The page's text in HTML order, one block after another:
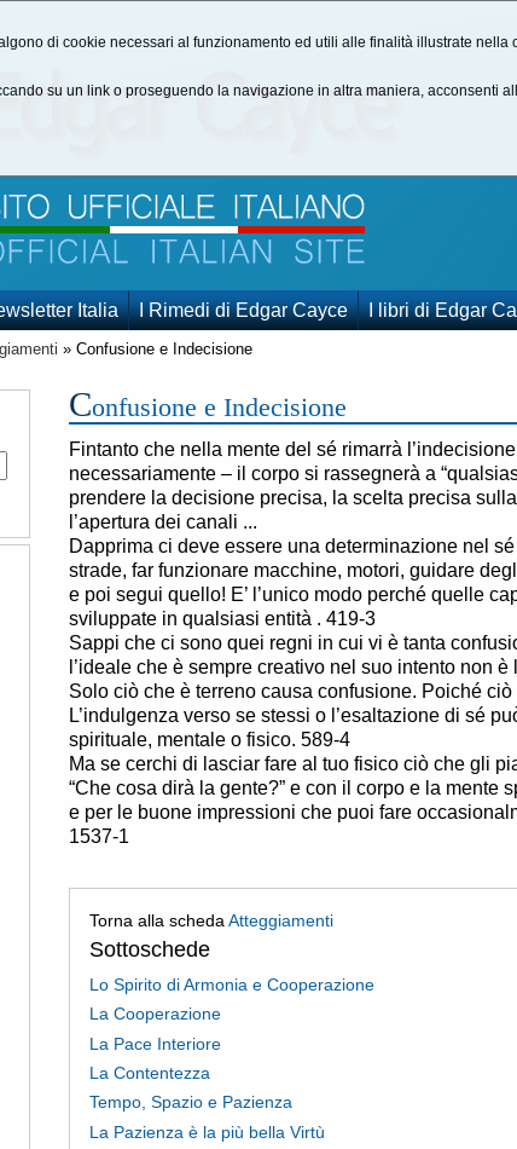
Italia I Rimedi di Edgar Cayce I libri di Edgar
» Confusione e Indecisione
Confusione e Indecisione
Fintanto che nella mente del sé rimarrà
necessariamente – il corpo si rassegnerà a
prendere la decisione precisa, la scelta precisa
l’apertura dei canali ...
Dapprima ci deve essere una determinazione nel
strade, far funzionare macchine, motori, guidare
e poi segui quello! E’ l’unico modo perché quelle
sviluppate in qualsiasi entità . 419-3
Sappi che ci sono quei regni in cui vi è tanta
l’ideale che è sempre creativo nel suo intento non
Solo ciò che è terreno causa confusione. Poiché
L’indulgenza verso se stessi o l’esaltazione di sé
spirituale, mentale o fisico. 589-4
Ma se cerchi di lasciar fare al tuo fisico ciò che gli
“Che cosa dirà la gente?” e con il corpo e la
e per le buone impressioni che puoi fare
1537-1
Torna alla scheda Atteggiamenti
Sottoschede
Lo Spirito di Armonia e Cooperazione
La Cooperazione
La Pace Interiore
La Contentezza
Tempo, Spazio e Pazienza
La Pazienza è la più bella Virtù
di cookie necessari al funzionamento ed utili alle finalità illustrate
su un link o proseguendo la navigazione in altra maniera, acconsenti